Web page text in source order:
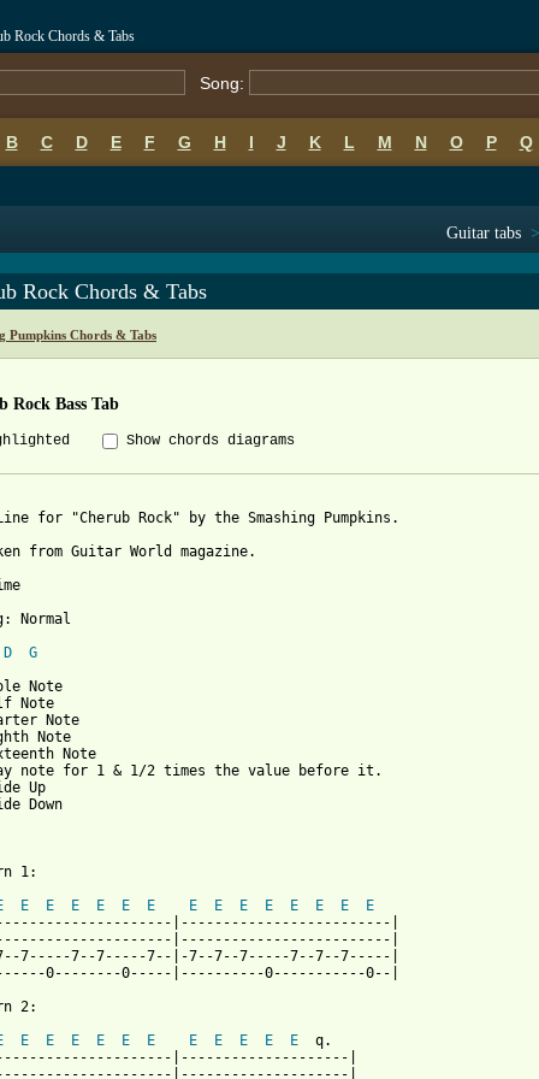
Rock Chords & Tabs
Song:
B C D E F G H I J K L M N O P Q
Guitar tabs >
Rock Chords & Tabs
Pumpkins Chords & Tabs
Rock Bass Tab
Show chords diagrams
for "Cherub Rock" by the Smashing Pumpkins.
from Guitar World magazine.
Normal
D
G
Note
Note
Note
Note
Note
note for 1 & 1/2 times the value before it.
Up
Down
1:
E E E E E E E E E E E E E
E
|-------------------------|
|-------------------------|
7-----7--7-----7--|-7--7--7-----7--7--7-----|
0--------0-----|----------0-----------0--|
2:
E E E E E E E E E E E
  q.
|--------------------|
|--------------------|